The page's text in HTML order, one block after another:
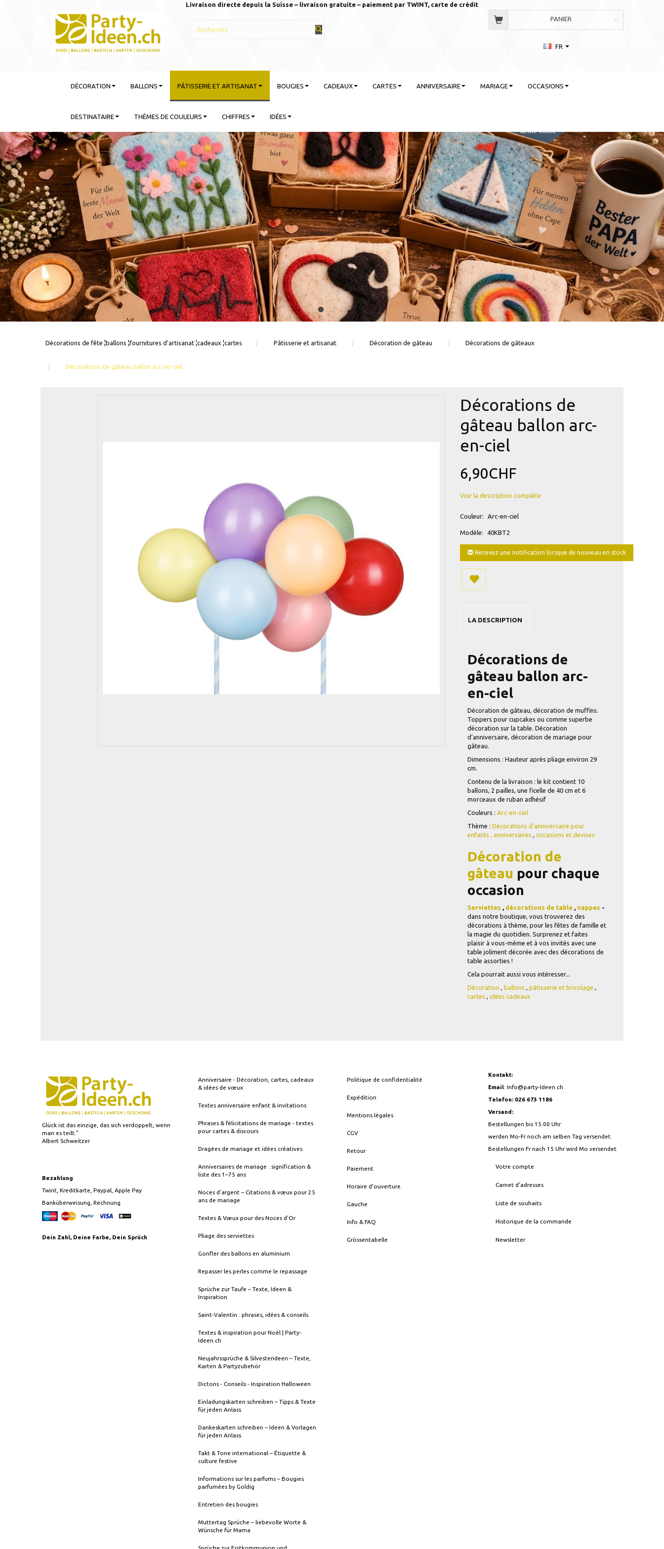
Livraison directe depuis la Suisse – livraison gratuite – paiement par TWINT, carte de crédit
PANIER
FR
DÉCORATION BALLONS PÂTISSERIE ET ARTISANAT BOUGIES CADEAUX CARTES ANNIVERSAIRE MARIAGE OCCASIONS
DESTINATAIRE THÈMES DE COULEURS CHIFFRES IDÉES
Décorations de fête ¦ballons ¦fournitures d'artisanat ¦cadeaux ¦cartes Pâtisserie et artisanat Décoration de gâteau Décorations de gâteaux
Décorations de gâteau ballon arc-en-ciel
Décorations de
gâteau ballon arc-
en-ciel
6,90CHF
Voir la description complète
Couleur: Arc-en-ciel
Modèle: 40KBT2
Recevez une notification lorsque de nouveau en stock
LA DESCRIPTION
Décorations de
gâteau ballon arc-
en-ciel
Décoration de gâteau, décoration de muffins.
Toppers pour cupcakes ou comme superbe
décoration sur la table. Décoration
d'anniversaire, décoration de mariage pour
gâteau.
Dimensions : Hauteur après pliage environ 29
cm.
Contenu de la livraison : le kit contient 10
ballons, 2 pailles, une ficelle de 40 cm et 6
morceaux de ruban adhésif
Couleurs : Arc-en-ciel
Thème : Décorations d'anniversaire pour
enfants
anniversaires occasions et devises
Décoration de
gâteau pour chaque
occasion
Serviettes décorations de table, nappes -
dans notre boutique, vous trouverez des
décorations à thème, pour les fêtes de famille et
la magie du quotidien. Surprenez et faites
plaisir à vous-même et à vos invités avec une
table joliment décorée avec des décorations de
table assorties !
Cela pourrait aussi vous intéresser...
Décoration
ballons pâtisserie et bricolage
cartes
idées cadeaux
Glück ist das einzige, das sich verdoppelt, wenn
man es teilt."
Albert Schweitzer
Bezahlung
Twint, Kreditkarte, Paypal, Apple Pay
Banküberweisung, Rechnung
Dein Zahl, Deine Farbe, Dein Sprüch
Anniversaire - Décoration, cartes, cadeaux
& idées de vœux
Textes anniversaire enfant & invitations
Phrases & félicitations de mariage - textes
pour cartes & discours
Dragées de mariage et idées créatives
Anniversaires de mariage : signification &
liste des 1–75 ans
Noces d’argent – Citations & vœux pour 25
ans de mariage
Textes & Vœux pour des Noces d’Or
Pliage des serviettes
Gonfler des ballons en aluminium
Repasser les perles comme le repassage
Sprüche zur Taufe – Texte, Ideen &
Inspiration
Saint-Valentin : phrases, idées & conseils
Textes & inspiration pour Noël | Party-
Ideen.ch
Neujahrssprüche & Silvesterideen – Texte,
Karten & Partyzubehör
Dictons - Conseils - Inspiration Halloween
Einladungskarten schreiben – Tipps & Texte
für jeden Anlass
Dankeskarten schreiben – Ideen & Vorlagen
für jeden Anlass
Takt & Tone international – Étiquette &
culture festive
Informations sur les parfums – Bougies
parfumées by Goldig
Entretien des bougies
Muttertag Sprüche – liebevolle Worte &
Wünsche für Mama
Politique de confidentialité
Expédition
Mentions légales
CGV
Retour
Paiement
Horaire d'ouverture.
Gauche
Info & FAQ
Grössentabelle
Kontakt:
Email:Info@party-Ideen.ch
Telefon: 026 673 1186
Versand:
Bestellungen bis 15.00 Uhr
werden Mo-Fr noch am selben Tag versendet.
Bestellungen Fr nach 15 Uhr wird Mo versendet
Votre compte
Carnet d'adresses
Liste de souhaits
Historique de la commande
Newsletter